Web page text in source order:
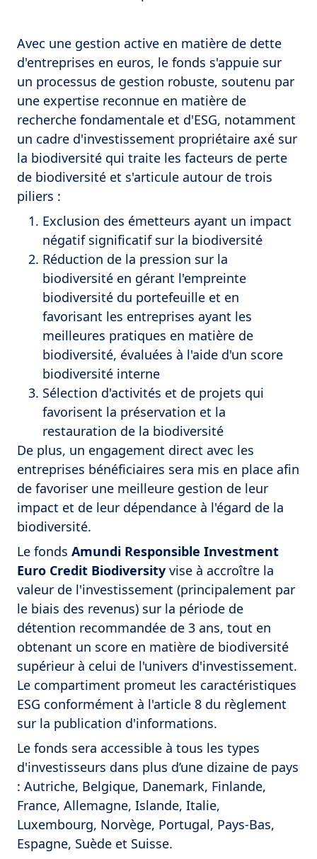
Avec une gestion active en matière de dette
d'entreprises en euros, le fonds s'appuie sur
un processus de gestion robuste, soutenu par
une expertise reconnue en matière de
recherche fondamentale et d'ESG, notamment
un cadre d'investissement propriétaire axé sur
la biodiversité qui traite les facteurs de perte
de biodiversité et s'articule autour de trois
piliers :
Exclusion des émetteurs ayant un impact
négatif significatif sur la biodiversité
Réduction de la pression sur la
biodiversité en gérant l'empreinte
biodiversité du portefeuille et en
favorisant les entreprises ayant les
meilleures pratiques en matière de
biodiversité, évaluées à l'aide d'un score
biodiversité interne
Sélection d'activités et de projets qui
favorisent la préservation et la
restauration de la biodiversité
De plus, un engagement direct avec les
entreprises bénéficiaires sera mis en place afin
de favoriser une meilleure gestion de leur
impact et de leur dépendance à l'égard de la
biodiversité.
Le fonds Amundi Responsible Investment
Euro Credit Biodiversity vise à accroître la
valeur de l'investissement (principalement par
le biais des revenus) sur la période de
détention recommandée de 3 ans, tout en
obtenant un score en matière de biodiversité
supérieur à celui de l'univers d'investissement.
Le compartiment promeut les caractéristiques
ESG conformément à l'article 8 du règlement
sur la publication d'informations.
Le fonds sera accessible à tous les types
d'investisseurs dans plus d’une dizaine de pays
: Autriche, Belgique, Danemark, Finlande,
France, Allemagne, Islande, Italie,
Luxembourg, Norvège, Portugal, Pays-Bas,
Espagne, Suède et Suisse.